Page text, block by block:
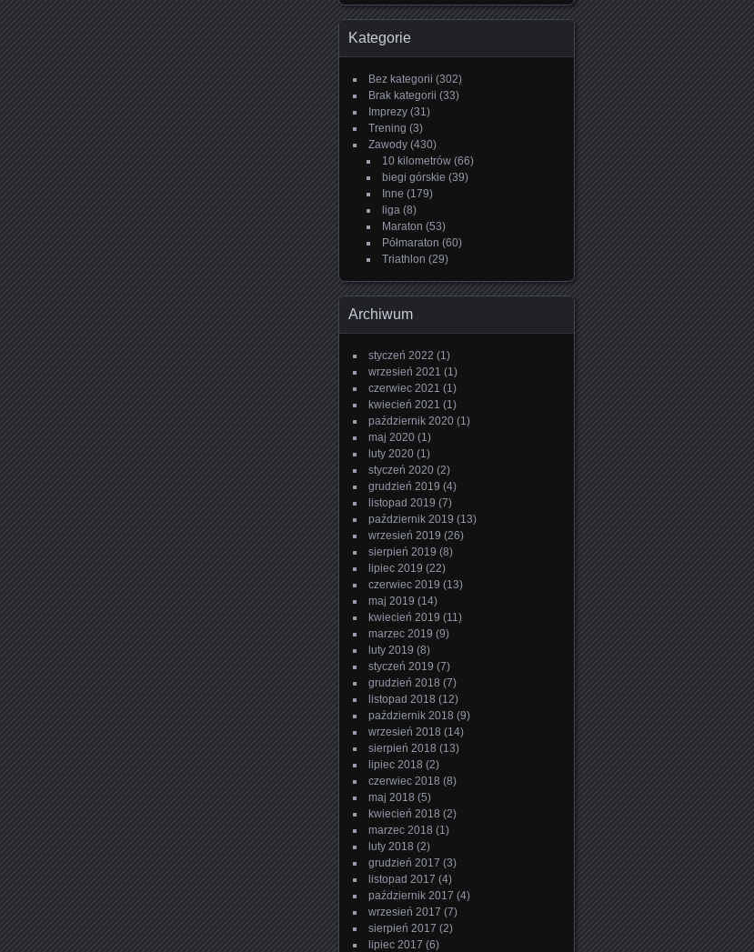
Kategorie
Bez kategorii (302)
Brak kategorii (33)
Imprezy (31)
Trening (3)
Zawody (430)
10 kilometrów (66)
biegi górskie (39)
Inne (179)
liga (8)
Maraton (53)
Półmaraton (60)
Triathlon (29)
Archiwum
styczeń 2022 (1)
wrzesień 2021 (1)
czerwiec 2021 (1)
kwiecień 2021 (1)
październik 2020 (1)
maj 2020 (1)
luty 2020 (1)
styczeń 2020 (2)
grudzień 2019 (4)
listopad 2019 (7)
październik 2019 (13)
wrzesień 2019 (26)
sierpień 2019 (8)
lipiec 2019 (22)
czerwiec 2019 (13)
maj 2019 (14)
kwiecień 2019 (11)
marzec 2019 (9)
luty 2019 (8)
styczeń 2019 (7)
grudzień 2018 (7)
listopad 2018 (12)
październik 2018 (9)
wrzesień 2018 (14)
sierpień 2018 (13)
lipiec 2018 (2)
czerwiec 2018 (8)
maj 2018 (5)
kwiecień 2018 (2)
marzec 2018 (1)
luty 2018 (2)
grudzień 2017 (3)
listopad 2017 (4)
październik 2017 (4)
wrzesień 2017 (7)
sierpień 2017 (2)
lipiec 2017 (6)